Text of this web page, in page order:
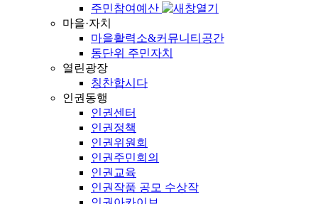
주민참여예산
마을·자치
마을활력소&커뮤니티공간
동단위 주민자치
열린광장
칭찬합시다
인권동행
인권센터
인권정책
인권위원회
인권주민회의
인권교육
인권작품 공모 수상작